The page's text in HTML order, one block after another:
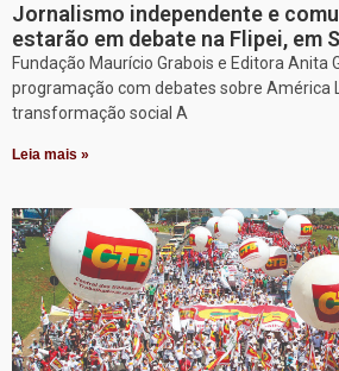
Jornalismo independente e
estarão em debate na Flipei, em
Fundação Maurício Grabois e Editora Anita
programação com debates sobre América
transformação social A
Leia mais »